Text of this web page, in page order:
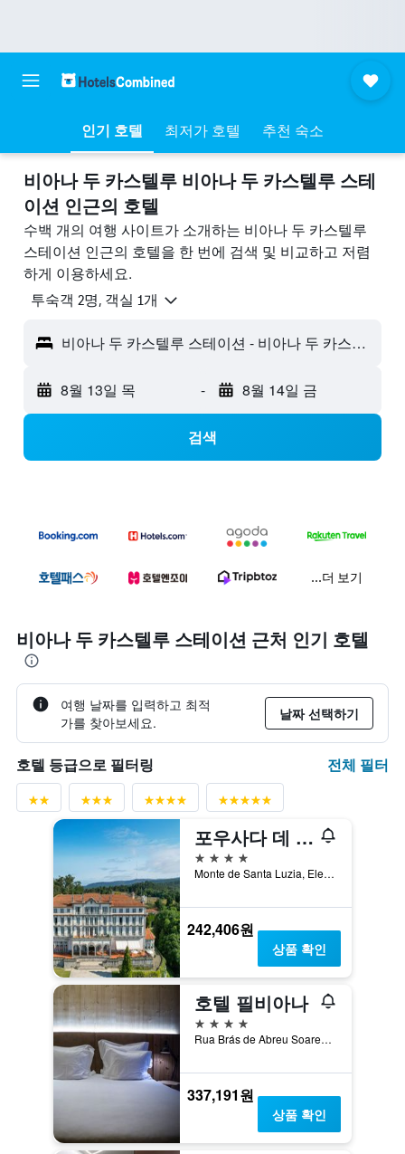
인기 호텔 최저가 호텔 추천 숙소
비아나 두 카스텔루 비아나 두 카스텔루 스테
이션 ​인근의 호텔
수백 개의 여행 사이트가 소개하는 비아나 두 카스텔루
스테이션 인근의 호텔을 한 번에 검색 및 비교하고 저렴
하게 이용하세요.
​투숙객 2​명, ​객실 1개
비아나 두 카스텔루 스테이션 - 비아나 두 카스텔루, 포르투갈
8월 13일 목 - 8월 14일 금
검색
...더 보기
비아나 두 카스텔루 스테이션 근처 인기 호텔
여행 날짜를 입력하고 최적
가를 찾아보세요.
날짜 선택하기
호텔 등급으로 필터링 전체 필터
포우사다 데 비아나 두 카스텔루 - 히스토릭 호텔
4성급
Monte de Santa Luzia, Elevador de Santa Luzia 4 4900, 비아나 두 카스텔루, 비아나두카스텔루, 포르투갈
242,406원
상품 확인
호텔 필비아나
4성급
Rua Brás de Abreu Soares, N. 222, 비아나 두 카스텔루, 비아나두카스텔루, 포르투갈
337,191원
상품 확인